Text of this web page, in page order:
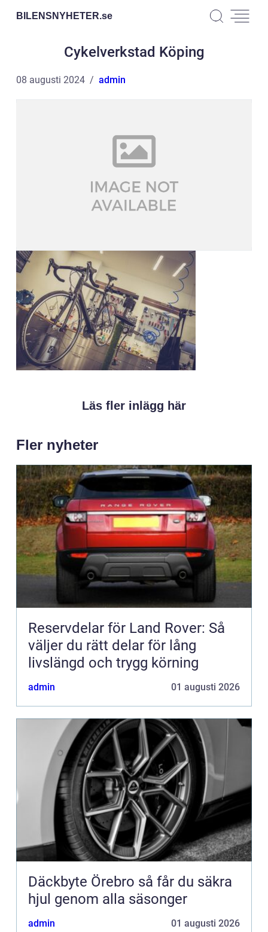
BILENSNYHETER.se
Cykelverkstad Köping
08 augusti 2024 admin
Läs fler inlägg här
Fler nyheter
Reservdelar för Land Rover: Så
väljer du rätt delar för lång
livslängd och trygg körning
admin 01 augusti 2026
Däckbyte Örebro så får du säkra
hjul genom alla säsonger
admin 01 augusti 2026